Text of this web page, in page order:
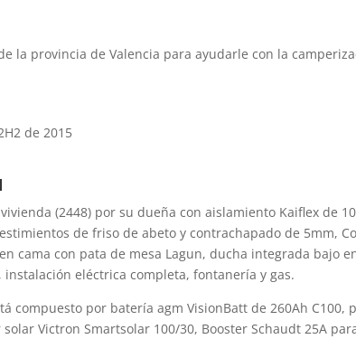
la provincia de Valencia para ayudarle con la
de 2015
(2448) por su dueña con aislamiento Kaiflex de
de friso de abeto y contrachapado de 5mm,
cama con pata de mesa Lagun, ducha integrada bajo
instalación eléctrica completa, fontanería y gas.
compuesto por batería agm VisionBatt de 260Ah C100,
solar Victron Smartsolar 100/30, Booster Schaudt 25A